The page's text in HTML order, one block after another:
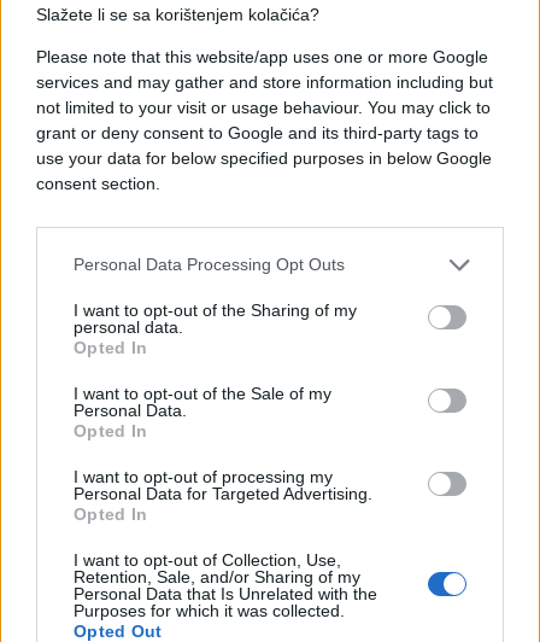
Slažete li se sa korištenjem kolačića?
Please note that this website/app uses one or more Google
services and may gather and store information including but
not limited to your visit or usage behaviour. You may click to
grant or deny consent to Google and its third-party tags to
use your data for below specified purposes in below Google
consent section.
Personal Data Processing Opt Outs
I want to opt-out of the Sharing of my
personal data.
Opted In
I want to opt-out of the Sale of my
Personal Data.
Opted In
I want to opt-out of processing my
Personal Data for Targeted Advertising.
Opted In
I want to opt-out of Collection, Use,
Retention, Sale, and/or Sharing of my
Personal Data that Is Unrelated with the
Purposes for which it was collected.
Opted Out